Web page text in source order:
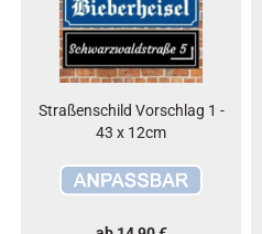
Straßenschild Vorschlag 1 -
43 x 12cm